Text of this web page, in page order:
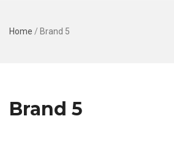
Home / Brand 5
Brand 5